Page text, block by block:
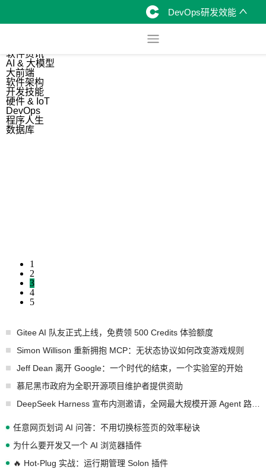
DevOps研发效能
软件资讯
AI & 大模型
大前端
软件架构
开发技能
硬件 & IoT
DevOps
程序人生
数据库
1
2
3
4
5
Gitee AI 队友正式上线，免费领 500 Credits 体验额度
Simon Willison 重新拥抱 MCP：无状态协议如何改变游戏规则
Jeff Dean 离开 Google：一个时代的结束，一个实验室的开始
慕尼黑市政府为全职开源项目维护者提供资助
任意网页划词 AI 问答：不用切换标签页的效率秘诀
为什么要开发又一个 AI 浏览器插件
🔥 Hot-Plug 实战：运行期管理 Solon 插件